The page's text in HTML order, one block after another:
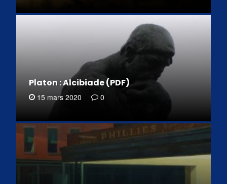
Platon : Alcibiade (PDF)
15 mars 2020 0